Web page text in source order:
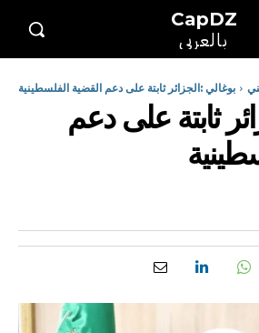
CapDZ
بالعربي
بوغالي :الجزائر ثابتة على دعم القضية الفلسطينية
ثابتة على دعم